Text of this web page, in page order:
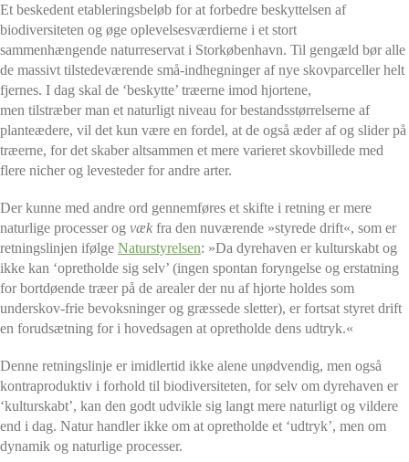
Et beskedent etableringsbeløb for at forbedre beskyttelsen af
biodiversiteten og øge oplevelsesværdierne i et stort
sammenhængende naturreservat i Storkøbenhavn. Til gengæld bør alle
de massivt tilstedeværende små-indhegninger af nye skovparceller helt
fjernes. I dag skal de ‘beskytte’ træerne imod hjortene,
men tilstræber man et naturligt niveau for bestandsstørrelserne af
planteædere, vil det kun være en fordel, at de også æder af og slider på
træerne, for det skaber altsammen et mere varieret skovbillede med
flere nicher og levesteder for andre arter.
Der kunne med andre ord gennemføres et skifte i retning er mere
naturlige processer og væk fra den nuværende »styrede drift«, som er
retningslinjen ifølge Naturstyrelsen: »Da dyrehaven er kulturskabt og
ikke kan ‘opretholde sig selv’ (ingen spontan foryngelse og erstatning
for bortdøende træer på de arealer der nu af hjorte holdes som
underskov-frie bevoksninger og græssede sletter), er fortsat styret drift
en forudsætning for i hovedsagen at opretholde dens udtryk.«
Denne retningslinje er imidlertid ikke alene unødvendig, men også
kontraproduktiv i forhold til biodiversiteten, for selv om dyrehaven er
‘kulturskabt’, kan den godt udvikle sig langt mere naturligt og vildere
end i dag. Natur handler ikke om at opretholde et ‘udtryk’, men om
dynamik og naturlige processer.